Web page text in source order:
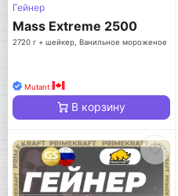
Гейнер
Mass Extreme 2500
2720 г + шейкер, Ванильное мороженое
Mutant
В корзину